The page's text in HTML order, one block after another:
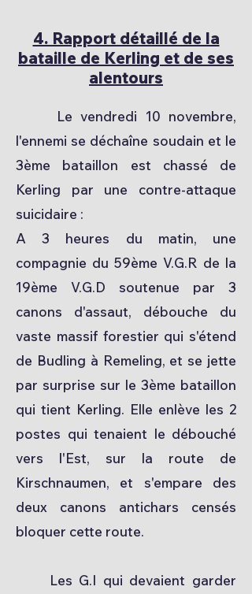
4. Rapport détaillé de la
bataille de Kerling et de ses
alentours
Le vendredi 10 novembre,
l'ennemi se déchaîne soudain et le
3ème bataillon est chassé de
Kerling par une contre-attaque
suicidaire :
A 3 heures du matin, une
compagnie du 59ème V.G.R de la
19ème V.G.D soutenue par 3
canons d'assaut, débouche du
vaste massif forestier qui s'étend
de Budling à Remeling, et se jette
par surprise sur le 3ème bataillon
qui tient Kerling. Elle enlève les 2
postes qui tenaient le débouché
vers l'Est, sur la route de
Kirschnaumen, et s'empare des
deux canons antichars censés
bloquer cette route.
Les G.I qui devaient garder